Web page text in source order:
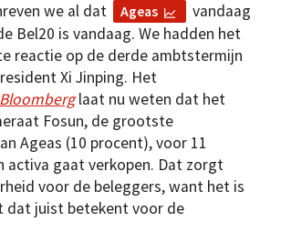
we al dat Ageas
vandaag
Bel20 is vandaag. We hadden het
reactie op de derde ambtstermijn
Xi Jinping. Het
Bloomberglaat nu weten dat het
Fosun, de grootste
Ageas (10 procent), voor 11
activa gaat verkopen. Dat zorgt
voor de beleggers, want het is
dat juist betekent voor de